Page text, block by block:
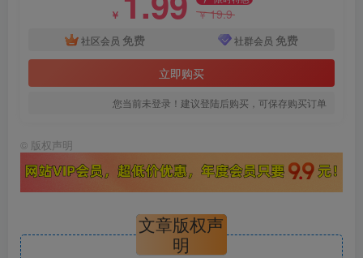
￥ ￥19.9
社区会员 免费 社群会员 免费
立即购买
您当前未登录！建议登陆后购买，可保存购买订单
© 版权声明
文章版权声
明